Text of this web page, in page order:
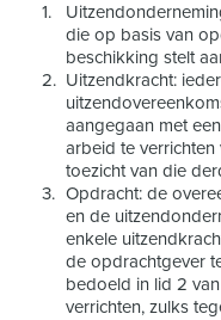
die op basis van
beschikking stelt
Uitzendkracht:
aangegaan met
arbeid te
toezicht van die
Opdracht: de
en de
enkele
de opdrachtgever
bedoeld in lid 2
verrichten, zulks